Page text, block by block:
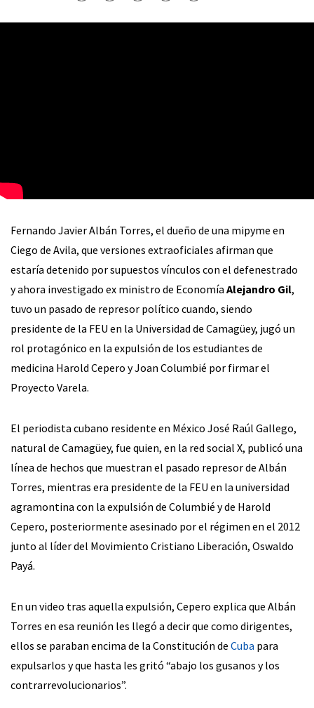
Fernando Javier Albán Torres, el dueño de una mipyme en
Ciego de Avila, que versiones extraoficiales afirman que
estaría detenido por supuestos vínculos con el defenestrado
y ahora investigado ex ministro de Economía Alejandro Gil,
tuvo un pasado de represor político cuando, siendo
presidente de la FEU en la Universidad de Camagüey, jugó un
rol protagónico en la expulsión de los estudiantes de
medicina Harold Cepero y Joan Columbié por firmar el
Proyecto Varela.
El periodista cubano residente en México José Raúl Gallego,
natural de Camagüey, fue quien, en la red social X, publicó una
línea de hechos que muestran el pasado represor de Albán
Torres, mientras era presidente de la FEU en la universidad
agramontina con la expulsión de Columbié y de Harold
Cepero, posteriormente asesinado por el régimen en el 2012
junto al líder del Movimiento Cristiano Liberación, Oswaldo
Payá.
En un video tras aquella expulsión, Cepero explica que Albán
Torres en esa reunión les llegó a decir que como dirigentes,
ellos se paraban encima de la Constitución de Cuba para
expulsarlos y que hasta les gritó “abajo los gusanos y los
contrarrevolucionarios”.